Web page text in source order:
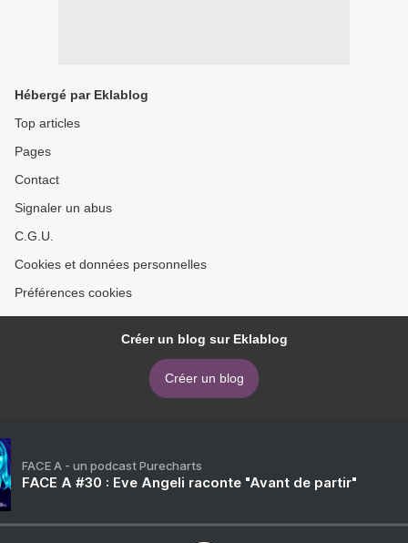
Hébergé par Eklablog
Top articles
Pages
Contact
Signaler un abus
C.G.U.
Cookies et données personnelles
Préférences cookies
Créer un blog sur Eklablog
Créer un blog
FACE A - un podcast Purecharts
FACE A #30 : Eve Angeli raconte "Avant de partir"